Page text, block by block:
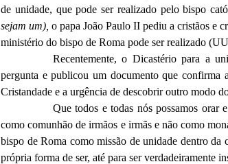
de unidade, que pode ser realizado pelo bispo
sejam um),o papa João Paulo II pediu a cristãos e
ministério do bispo de Roma pode ser realizado
Recentemente, o Dicastério para a
pergunta e publicou um documento que confirma
Cristandade e a urgência de descobrir outro modo
Que todos e todas nós possamos orar
como comunhão de irmãos e irmãs e não como
bispo de Roma como missão de unidade dentro
própria forma de ser, até para ser verdadeiramente